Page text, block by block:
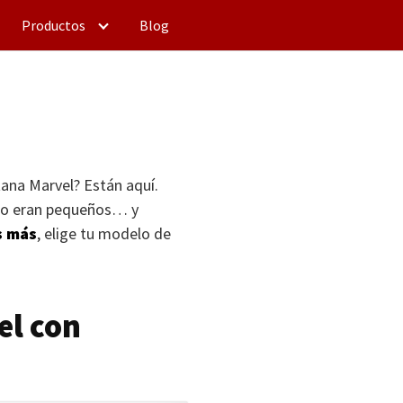
Productos Blog
Marvel? Están aquí.
eran pequeños… y
más, elige tu modelo de
con